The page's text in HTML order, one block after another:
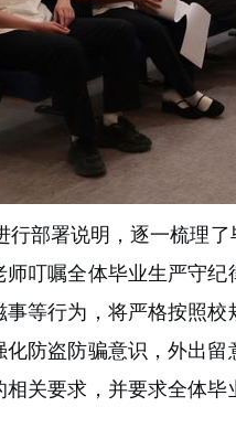
部署说明，逐一梳理
叮嘱全体毕业生严守
等行为，将严格按照
防盗防骗意识，外出
关要求，并要求全体